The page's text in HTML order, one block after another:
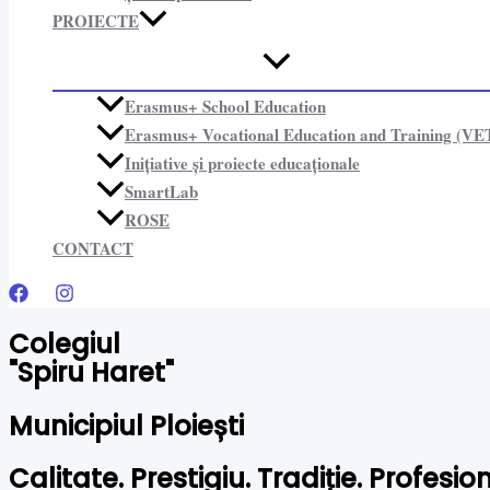
PROIECTE​
Erasmus+ School Education
Erasmus+ Vocational Education and Training
Inițiative și proiecte educaționale​
SmartLab
ROSE
CONTACT
Colegiul
"Spiru Haret"
Municipiul Ploiești
Calitate. Prestigiu. Tradiție.